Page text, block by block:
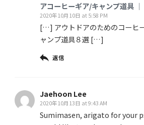
アコーヒーギア/キャンプ道具
2020年10月10日 at 5:58 PM
[…] アウトドアのためのコーヒ
ャンプ道具８選 […]
返信
Jaehoon Lee
2020年10月13日 at 9:43 AM
Sumimasen, arigato for your